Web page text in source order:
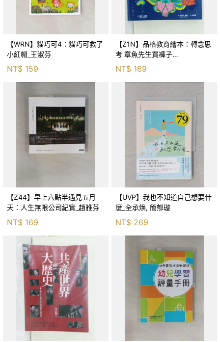
【WRN】貓巧可4：貓巧可救了
小紅帽_王淑芬
NT$ 159
【Z1N】品格教育繪本：轉念思
考 章魚先生買褲子
(Octopants)_蘇西‧西尼爾, 黃筱
NT$ 169
【Z44】早上六點半遇見五月
天：人生無限公司紀實_趙雅芬
NT$ 169
【UVP】我也不知道自己想要什
麼_全承煥, 簡郁璇
NT$ 269